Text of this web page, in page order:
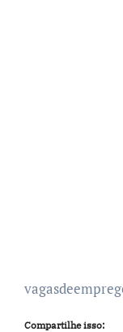
Compartilhe isso: